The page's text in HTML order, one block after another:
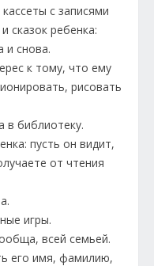
с записями
сказок ребенка:
и снова.
к тому, что ему
рисовать
в библиотеку.
пусть он видит,
от чтения
игры.
всей семьей.
его имя, фамилию,